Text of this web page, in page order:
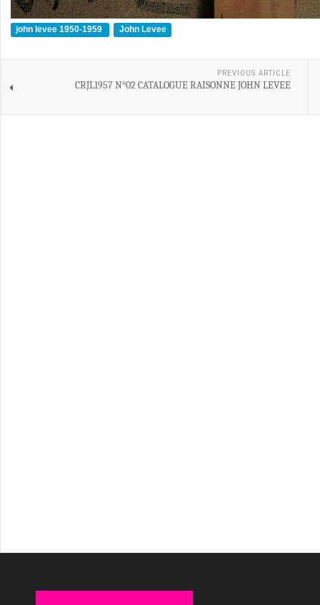
john levee 1950-1959 John Levee
PREVIOUS ARTICLE
CRJL1957 N°02 CATALOGUE RAISONNE JOHN LEVEE